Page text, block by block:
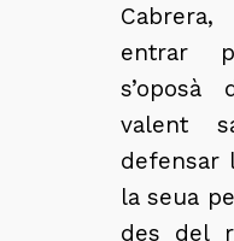
entrar
s’oposà
valent
defensar
la seua
des del